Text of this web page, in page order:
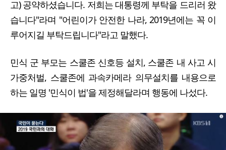
고) 공약하셨습니다. 저희는 대통령께 부탁을 드리러 왔
습니다"라며 "어린이가 안전한 나라, 2019년에는 꼭 이
루어지길 부탁드립니다"라고 말했다.
민식 군 부모는 스쿨존 신호등 설치, 스쿨존 내 사고 시
가중처벌, 스쿨존에 과속카메라 의무설치를 내용으로
하는 일명 '민식이 법'을 제정해달라며 행동에 나섰다.